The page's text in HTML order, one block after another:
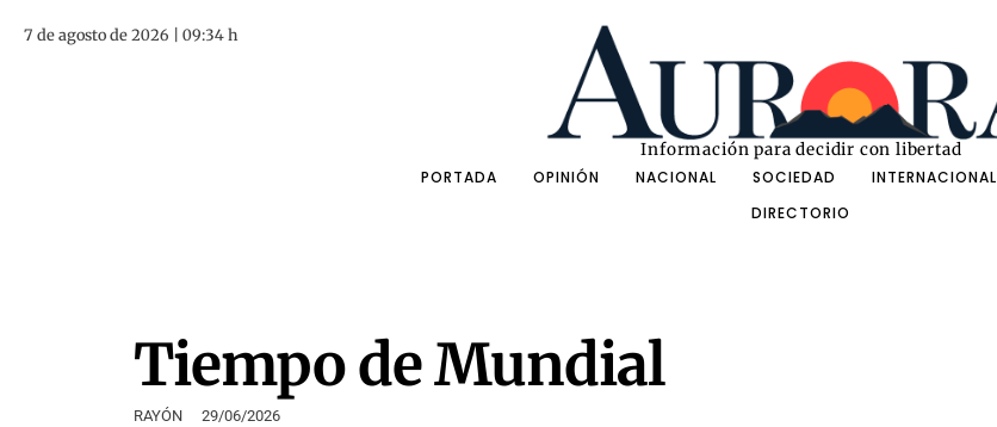
7 de agosto de 2026 | 09:34 h
Información para decidir con libertad
PORTADA
OPINIÓN NACIONAL SOCIEDAD INTERNACIONAL
DIRECTORIO
Tiempo de Mundial
RAYÓN 29/06/2026